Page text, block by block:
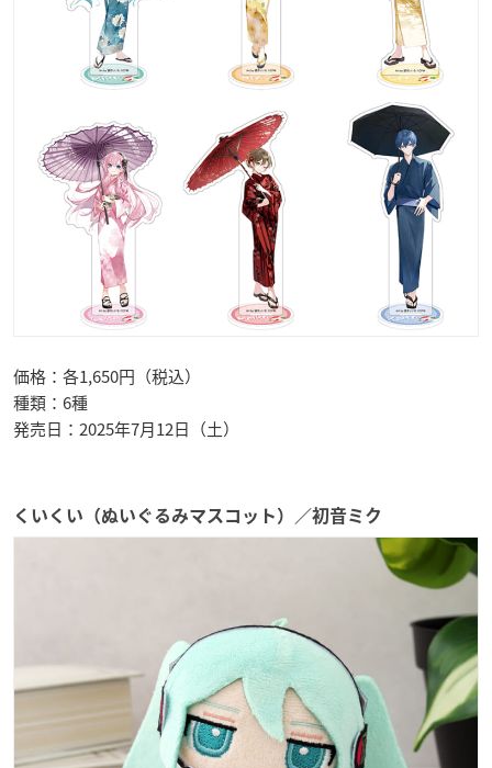
価格：各1,650円（税込）
種類：6種
発売日：2025年7月12日（土）
くいくい（ぬいぐるみマスコット）／初音ミク